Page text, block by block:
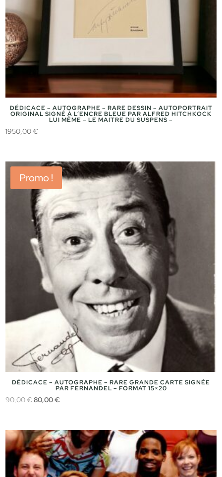
DÉDICACE – AUTOGRAPHE – RARE DESSIN – AUTOPORTRAIT
ORIGINAL SIGNÉ À L’ENCRE BLEUE PAR ALFRED HITCHKOCK
LUI MÊME – LE MAITRE DU SUSPENS –
1950,00€
Promo !
DÉDICACE – AUTOGRAPHE – RARE GRANDE CARTE SIGNÉE
PAR FERNANDEL – FORMAT 15×20
90,00€Le
était :
90,00 €.
80,00€Le
est :
80,00 €.